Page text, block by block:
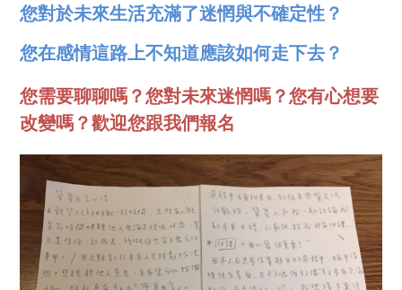
您對於未來生活充滿了迷惘與不確定性？
您在感情這路上不知道應該如何走下去？
您需要聊聊嗎？您對未來迷惘嗎？您有心想要
改變嗎？歡迎您跟我們報名